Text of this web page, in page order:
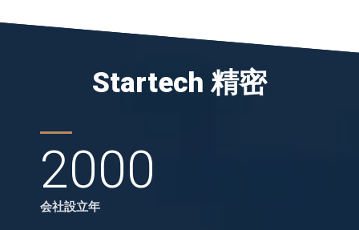
Startech 精密
2000
会社設立年